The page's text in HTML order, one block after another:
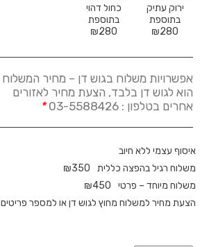
ירוק עתיק
בתוספת
₪280
כחול דהוי
בתוספת
₪280
אפשרויות משלוח בגוש דן – מחיר המשלוח
הוא לגוש דן בלבד, הצעת מחיר לאזורים
אחרים בטלפון : 03-5588426
*
איסוף עצמי ללא חיוב
משלוח רגיל בהפצה כללית
₪350
משלוח מיוחד – פרטי
₪450
הצעת מחיר למשלוח מחוץ לגוש דן או למספר פריטים